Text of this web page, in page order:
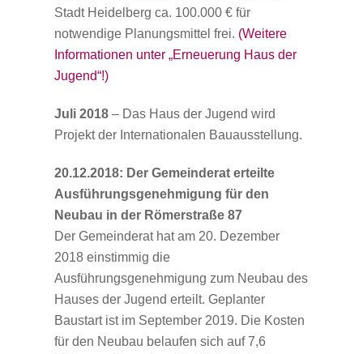
Stadt Heidelberg ca. 100.000 € für
notwendige Planungsmittel frei. (Weitere
Informationen unter „Erneuerung Haus der
Jugend“!)
Juli 2018– Das Haus der Jugend wird
Projekt der Internationalen Bauausstellung.
20.12.2018: Der Gemeinderat erteilte
Ausführungsgenehmigung für den
Neubau in der Römerstraße 87
Der Gemeinderat hat am 20. Dezember
2018 einstimmig die
Ausführungsgenehmigung zum Neubau des
Hauses der Jugend erteilt. Geplanter
Baustart ist im September 2019. Die Kosten
für den Neubau belaufen sich auf 7,6